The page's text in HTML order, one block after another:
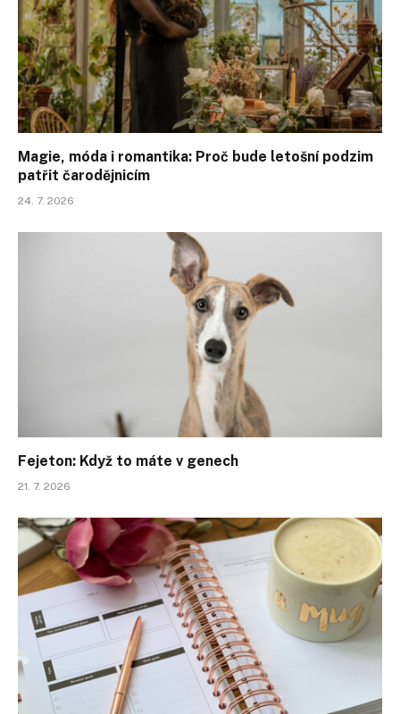
Magie, móda i romantika: Proč bude letošní podzim
patřit čarodějnicím
24. 7. 2026
Fejeton: Když to máte v genech
21. 7. 2026